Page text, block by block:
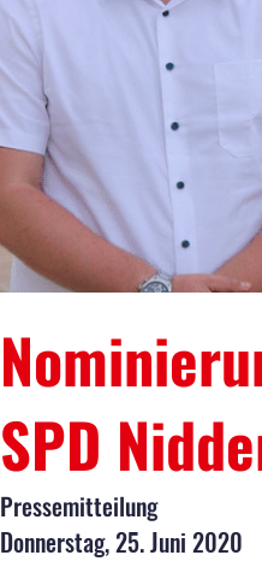
SPD
Pressemitteilung
Donnerstag, 25. Juni 2020